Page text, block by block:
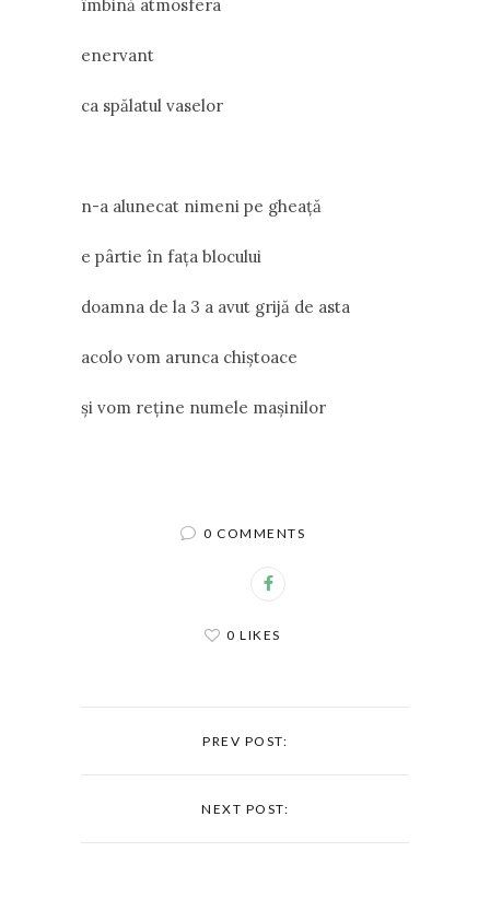
îmbină atmosfera
enervant
ca spălatul vaselor
n-a alunecat nimeni pe gheață
e pârtie în fața blocului
doamna de la 3 a avut grijă de asta
acolo vom arunca chiștoace
și vom reține numele mașinilor
0 COMMENTS
0 LIKES
PREV POST:
NEXT POST: